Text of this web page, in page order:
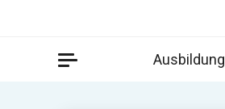
Ausbildung